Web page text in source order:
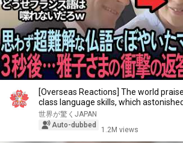
[Overseas Reactions] The world
class language skills, which astonished
世界が驚くJAPAN
Auto-dubbed
1.2M views